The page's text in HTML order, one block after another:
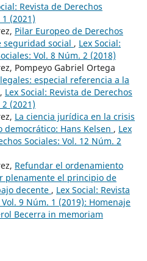
Revista de Derechos
(2021)
Pilar Europeo de Derechos
seguridad social , Lex Social:
Vol. 8 Núm. 2 (2018)
Pompeyo Gabriel Ortega
especial referencia a la
, Lex Social: Revista de Derechos
(2021)
La ciencia jurídica en la crisis
Hans Kelsen , Lex
Sociales: Vol. 12 Núm. 2
Refundar el ordenamiento
plenamente el principio de
decente , Lex Social: Revista
9 Núm. 1 (2019): Homenaje
Becerra in memoriam